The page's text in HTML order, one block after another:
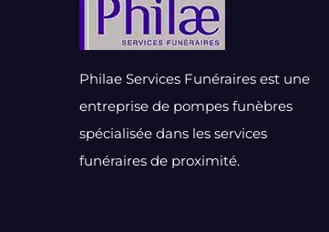
Philae Services Funéraires est une
entreprise de pompes funèbres
spécialisée dans les services
funéraires de proximité.